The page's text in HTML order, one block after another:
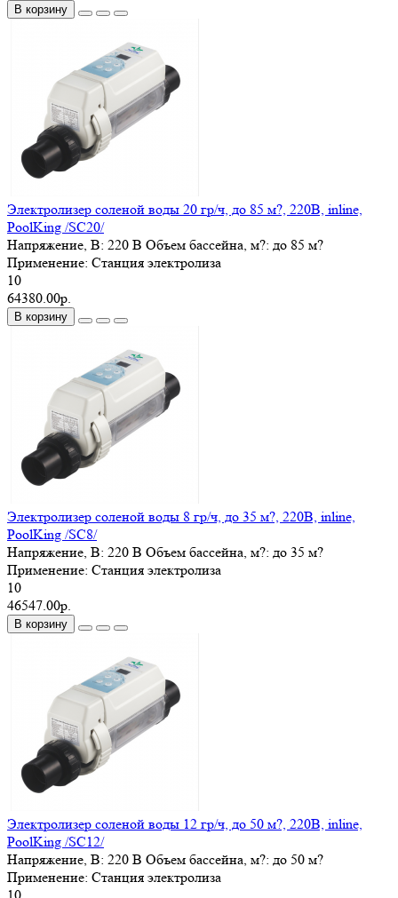
В корзину
Электролизер соленой воды 20 гр/ч, до 85 м?, 220В, inline,
PoolKing /SC20/
Напряжение, В: 220 В Объем бассейна, м?: до 85 м?
Применение: Станция электролиза
10
64380.00р.
В корзину
Электролизер соленой воды 8 гр/ч, до 35 м?, 220В, inline,
PoolKing /SC8/
Напряжение, В: 220 В Объем бассейна, м?: до 35 м?
Применение: Станция электролиза
10
46547.00р.
В корзину
Электролизер соленой воды 12 гр/ч, до 50 м?, 220В, inline,
PoolKing /SC12/
Напряжение, В: 220 В Объем бассейна, м?: до 50 м?
Применение: Станция электролиза